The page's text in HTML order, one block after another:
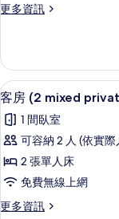
(Bed
Female
Bed
Dormitory
Room)
的
所
有
相
更多資訊
更
宿
舍
(Bed
-2
Female
Dormitory
Room)
詳
顯
示
客
房
(2
mixed
private
6
客房 (2 mixed
1 間臥室
可容納 2 人 (依實
2 張單人床
免費無線上網
更多資訊
更